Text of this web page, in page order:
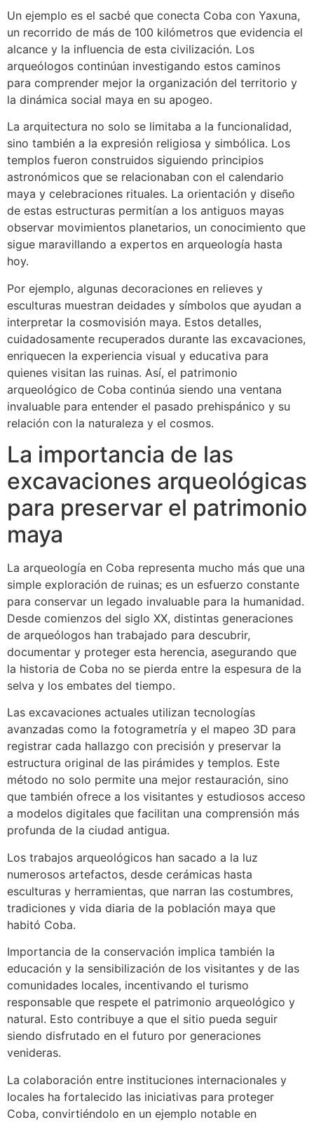
Un ejemplo es el sacbé que conecta Coba con Yaxuna,
un recorrido de más de 100 kilómetros que evidencia el
alcance y la influencia de esta civilización. Los
arqueólogos continúan investigando estos caminos
para comprender mejor la organización del territorio y
la dinámica social maya en su apogeo.
La arquitectura no solo se limitaba a la funcionalidad,
sino también a la expresión religiosa y simbólica. Los
templos fueron construidos siguiendo principios
astronómicos que se relacionaban con el calendario
maya y celebraciones rituales. La orientación y diseño
de estas estructuras permitían a los antiguos mayas
observar movimientos planetarios, un conocimiento que
sigue maravillando a expertos en arqueología hasta
hoy.
Por ejemplo, algunas decoraciones en relieves y
esculturas muestran deidades y símbolos que ayudan a
interpretar la cosmovisión maya. Estos detalles,
cuidadosamente recuperados durante las excavaciones,
enriquecen la experiencia visual y educativa para
quienes visitan las ruinas. Así, el patrimonio
arqueológico de Coba continúa siendo una ventana
invaluable para entender el pasado prehispánico y su
relación con la naturaleza y el cosmos.
La importancia de las
excavaciones arqueológicas
para preservar el patrimonio
maya
La arqueología en Coba representa mucho más que una
simple exploración de ruinas; es un esfuerzo constante
para conservar un legado invaluable para la humanidad.
Desde comienzos del siglo XX, distintas generaciones
de arqueólogos han trabajado para descubrir,
documentar y proteger esta herencia, asegurando que
la historia de Coba no se pierda entre la espesura de la
selva y los embates del tiempo.
Las excavaciones actuales utilizan tecnologías
avanzadas como la fotogrametría y el mapeo 3D para
registrar cada hallazgo con precisión y preservar la
estructura original de las pirámides y templos. Este
método no solo permite una mejor restauración, sino
que también ofrece a los visitantes y estudiosos acceso
a modelos digitales que facilitan una comprensión más
profunda de la ciudad antigua.
Los trabajos arqueológicos han sacado a la luz
numerosos artefactos, desde cerámicas hasta
esculturas y herramientas, que narran las costumbres,
tradiciones y vida diaria de la población maya que
habitó Coba.
Importancia de la conservación implica también la
educación y la sensibilización de los visitantes y de las
comunidades locales, incentivando el turismo
responsable que respete el patrimonio arqueológico y
natural. Esto contribuye a que el sitio pueda seguir
siendo disfrutado en el futuro por generaciones
venideras.
La colaboración entre instituciones internacionales y
locales ha fortalecido las iniciativas para proteger
Coba, convirtiéndolo en un ejemplo notable en